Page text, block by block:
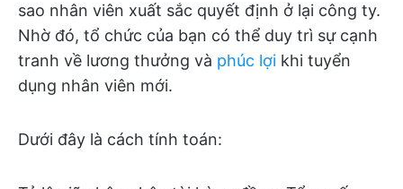
sao nhân viên xuất sắc quyết định ở lại công ty.
Nhờ đó, tổ chức của bạn có thể duy trì sự cạnh
tranh về lương thưởng và phúc lợi khi tuyển
dụng nhân viên mới.
Dưới đây là cách tính toán: